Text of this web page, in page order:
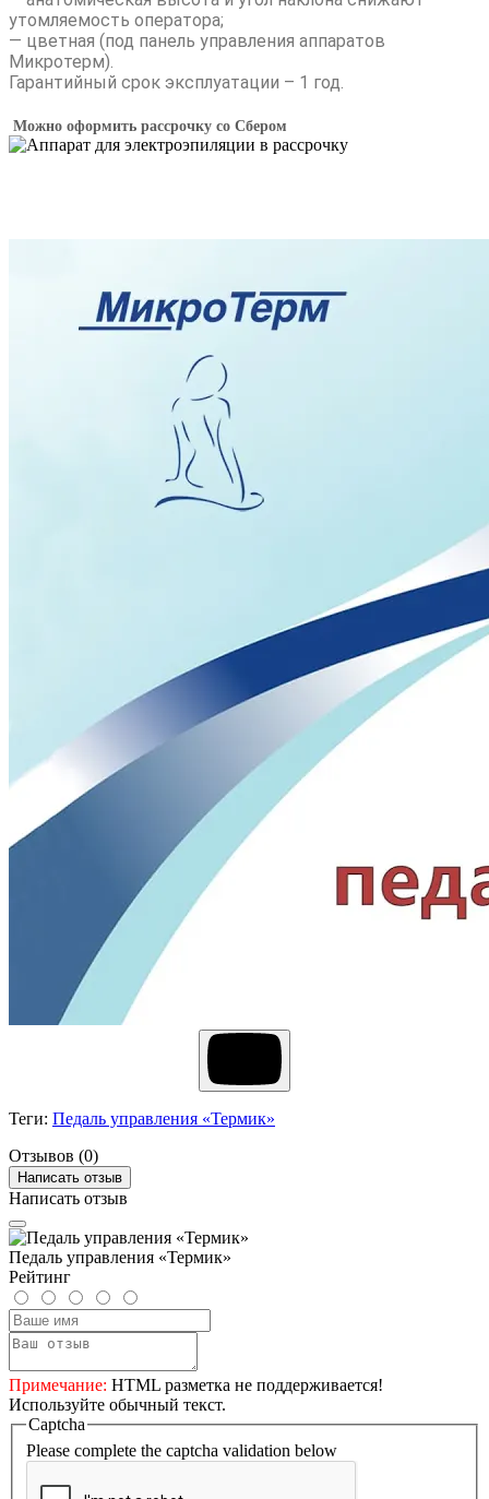
утомляемость оператора;
— цветная (под панель управления аппаратов
Микротерм).
Гарантийный срок эксплуатации – 1 год.
Можно оформить рассрочку со Сбером
Теги: Педаль управления «Термик»
Отзывов (0)
Написать отзыв
Написать отзыв
Педаль управления «Термик»
Рейтинг
Примечание: HTML разметка не поддерживается!
Используйте обычный текст.
Captcha
Please complete the captcha validation below